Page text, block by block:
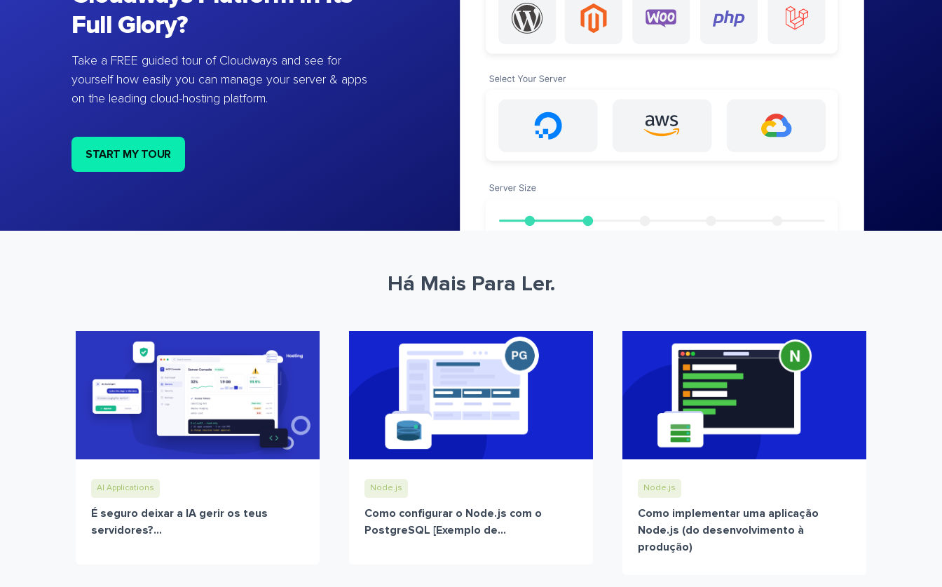
Full Glory?
Take a FREE guided tour of Cloudways and see for
yourself how easily you can manage your server & apps
on the leading cloud-hosting platform.
START MY TOUR
Há Mais Para Ler.
AI Applications
É seguro deixar a IA gerir os teus
servidores?...
Node.js
Como configurar o Node.js com o
PostgreSQL [Exemplo de...
Node.js
Como implementar uma aplicação
Node.js (do desenvolvimento à
produção)